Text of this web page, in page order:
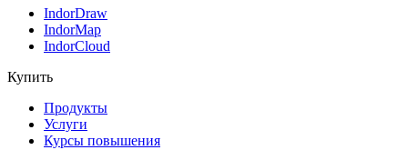
IndorDraw
IndorMap
IndorCloud
Купить
Продукты
Услуги
Курсы повышения